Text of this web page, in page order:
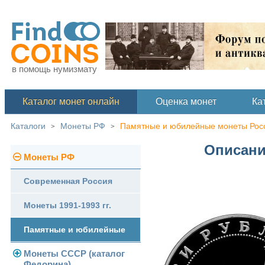
в помощь нумизмату
Каталог монет онлайн Оценка монет
Каталоги > Монеты РФ > Памятные и юбилейные монеты
Монеты РФ
Современная Россия
Монеты 1991-1993 гг.
Памятные и юбилейные
Монеты СССР (каталог